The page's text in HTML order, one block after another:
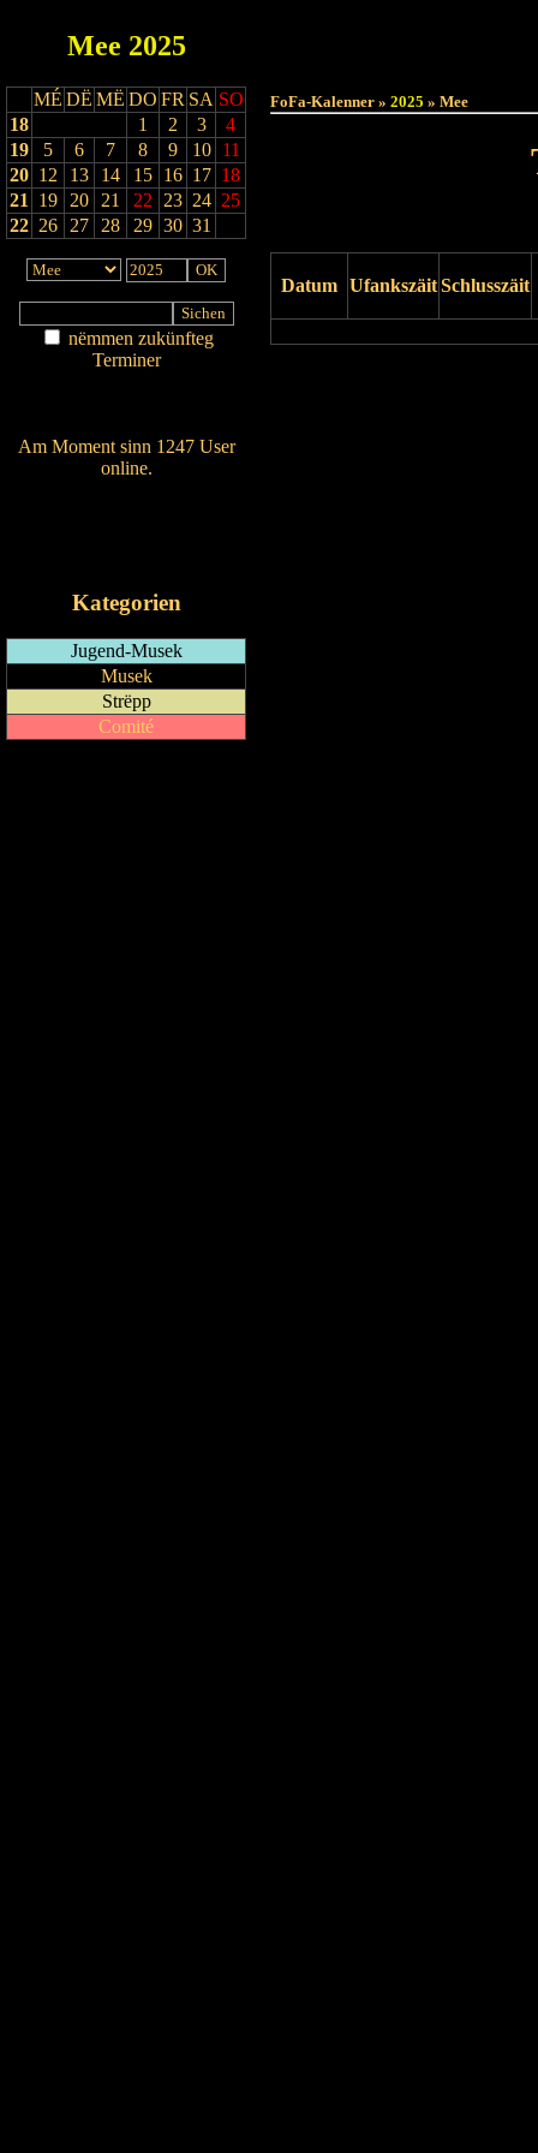
Mee 2025
MÉ DË MË DO FR SA SO
18
1 2 3
4
19
5 6 7 8 9 10
11
20 12 13 14 15 16 17 18
21
19 20 21 22 23 24 25
22 26 27 28 29 30 31
nëmmen zukünfteg
Terminer
Am Moment sinn 1247 User
online.
Kategorien
Jugend-Musek
Musek
Strëpp
Comité
FoFa-Kalenner » 2025 » Mee
Datum UfankszäitSchlusszäit